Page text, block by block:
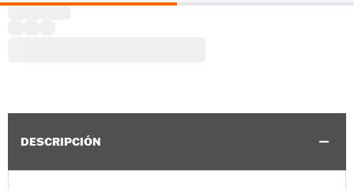
DESCRIPCIÓN